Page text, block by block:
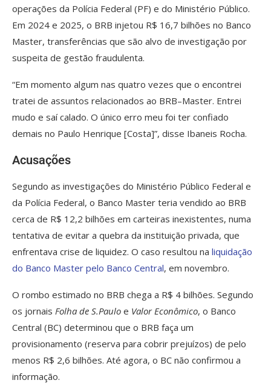
operações da Polícia Federal (PF) e do Ministério Público.
Em 2024 e 2025, o BRB injetou R$ 16,7 bilhões no Banco
Master, transferências que são alvo de investigação por
suspeita de gestão fraudulenta.
“Em momento algum nas quatro vezes que o encontrei
tratei de assuntos relacionados ao BRB–Master. Entrei
mudo e saí calado. O único erro meu foi ter confiado
demais no Paulo Henrique [Costa]”, disse Ibaneis Rocha.
Acusações
Segundo as investigações do Ministério Público Federal e
da Polícia Federal, o Banco Master teria vendido ao BRB
cerca de R$ 12,2 bilhões em carteiras inexistentes, numa
tentativa de evitar a quebra da instituição privada, que
enfrentava crise de liquidez. O caso resultou na liquidação
do Banco Master pelo Banco Central, em novembro.
O rombo estimado no BRB chega a R$ 4 bilhões. Segundo
os jornais Folha de S.Paulo e Valor Econômico, o Banco
Central (BC) determinou que o BRB faça um
provisionamento (reserva para cobrir prejuízos) de pelo
menos R$ 2,6 bilhões. Até agora, o BC não confirmou a
informação.